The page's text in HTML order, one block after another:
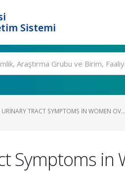
Sistemi
URINARY TRACT SYMPTOMS IN WOMEN OV...
Symptoms in